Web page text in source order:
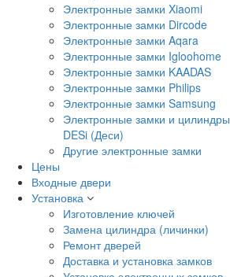
Электронные замки Xiaomi
Электронные замки Dircode
Электронные замки Aqara
Электронные замки Igloohome
Электронные замки KAADAS
Электронные замки Philips
Электронные замки Samsung
Электронные замки и цилиндры
DESi (Деси)
Другие электронные замки
Цены
Входные двери
Установка
Изготовление ключей
Замена цилиндра (личинки)
Ремонт дверей
Доставка и установка замков